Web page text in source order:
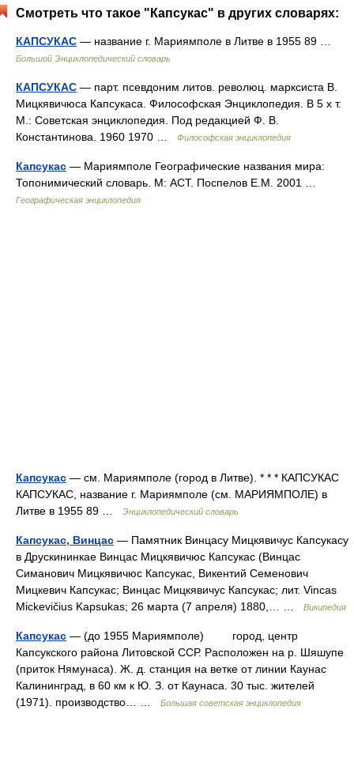
Смотреть что такое "Капсукас" в других словарях:
КАПСУКАС — название г. Мариямполе в Литве в 1955 89 …
Большой Энциклопедический словарь
КАПСУКАС — парт. псевдоним литов. революц. марксиста В.
Мицкявичюса Капсукаса. Философская Энциклопедия. В 5 х т.
М.: Советская энциклопедия. Под редакцией Ф. В.
Константинова. 1960 1970 …
Философская энциклопедия
Капсукас — Мариямполе Географические названия мира:
Топонимический словарь. М: АСТ. Поспелов Е.М. 2001 …
Географическая энциклопедия
Капсукас — см. Мариямполе (город в Литве). * * * КАПСУКАС
КАПСУКАС, название г. Мариямполе (см. МАРИЯМПОЛЕ) в
Литве в 1955 89 …
Энциклопедический словарь
Капсукас, Винцас — Памятник Винцасу Мицкявичус Капсукасу
в Друскининкае Винцас Мицкявичюс Капсукас (Винцас
Симанович Мицкявичюс Капсукас, Викентий Семенович
Мицкевич Капсукас; Винцас Мицкявичус Капсукас; лит. Vincas
Mickevičius Kapsukas; 26 марта (7 апреля) 1880,… …
Википедия
Капсукас — (до 1955 Мариямполе) город, центр
Капсукского района Литовской ССР. Расположен на р. Шяшупе
(приток Нямунаса). Ж. д. станция на ветке от линии Каунас
Калининград, в 60 км к Ю. З. от Каунаса. 30 тыс. жителей
(1971). производство… …
Большая советская энциклопедия